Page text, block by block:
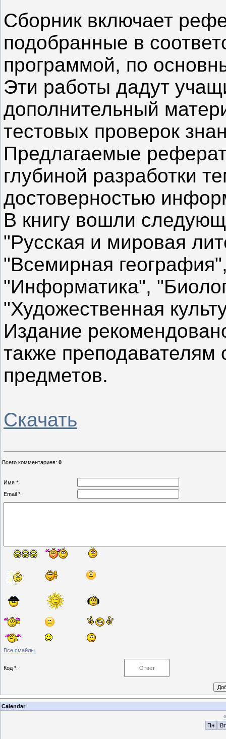
Сборник включает
подобранные в
программой, по
Эти работы дадут
дополнительный
тестовых проверок
Предлагаемые
глубиной разработки
достоверностью
В книгу вошли
"Русская и мировая
"Всемирная
"Информатика",
"Художественная
Издание
также
предметов.
Cкачать
Всего комментариев: 0
Имя *:
Email *:
Все смайлы
Код *:
Calendar
«
Пн
Вт